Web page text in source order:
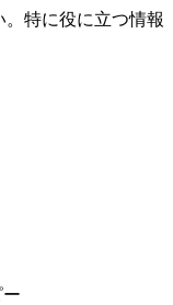
特に役に立つ情報
ー